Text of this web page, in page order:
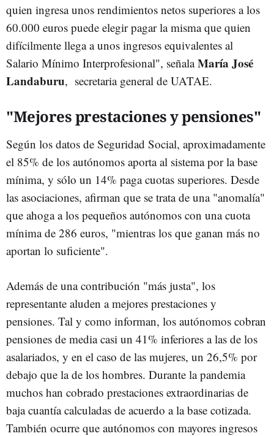
quien ingresa unos rendimientos netos superiores a los
60.000 euros puede elegir pagar la misma que quien
difícilmente llega a unos ingresos equivalentes al
Salario Mínimo Interprofesional", señalaMaría José
Landaburu, secretaria general de UATAE.
"Mejores prestaciones y pensiones"
Según los datos de Seguridad Social, aproximadamente
el 85% de los autónomos aporta al sistema por la base
mínima, y sólo un 14% paga cuotas superiores. Desde
las asociaciones, afirman que se trata de una "anomalía"
que ahoga a los pequeños autónomos con una cuota
mínima de 286 euros, "mientras los que ganan más no
aportan lo suficiente".
Además de una contribución "más justa", los
representante aluden a mejores prestaciones y
pensiones. Tal y como informan, los autónomos cobran
pensiones de media casi un 41% inferiores a las de los
asalariados, y en el caso de las mujeres, un 26,5% por
debajo que la de los hombres. Durante la pandemia
muchos han cobrado prestaciones extraordinarias de
baja cuantía calculadas de acuerdo a la base cotizada.
También ocurre que autónomos con mayores ingresos